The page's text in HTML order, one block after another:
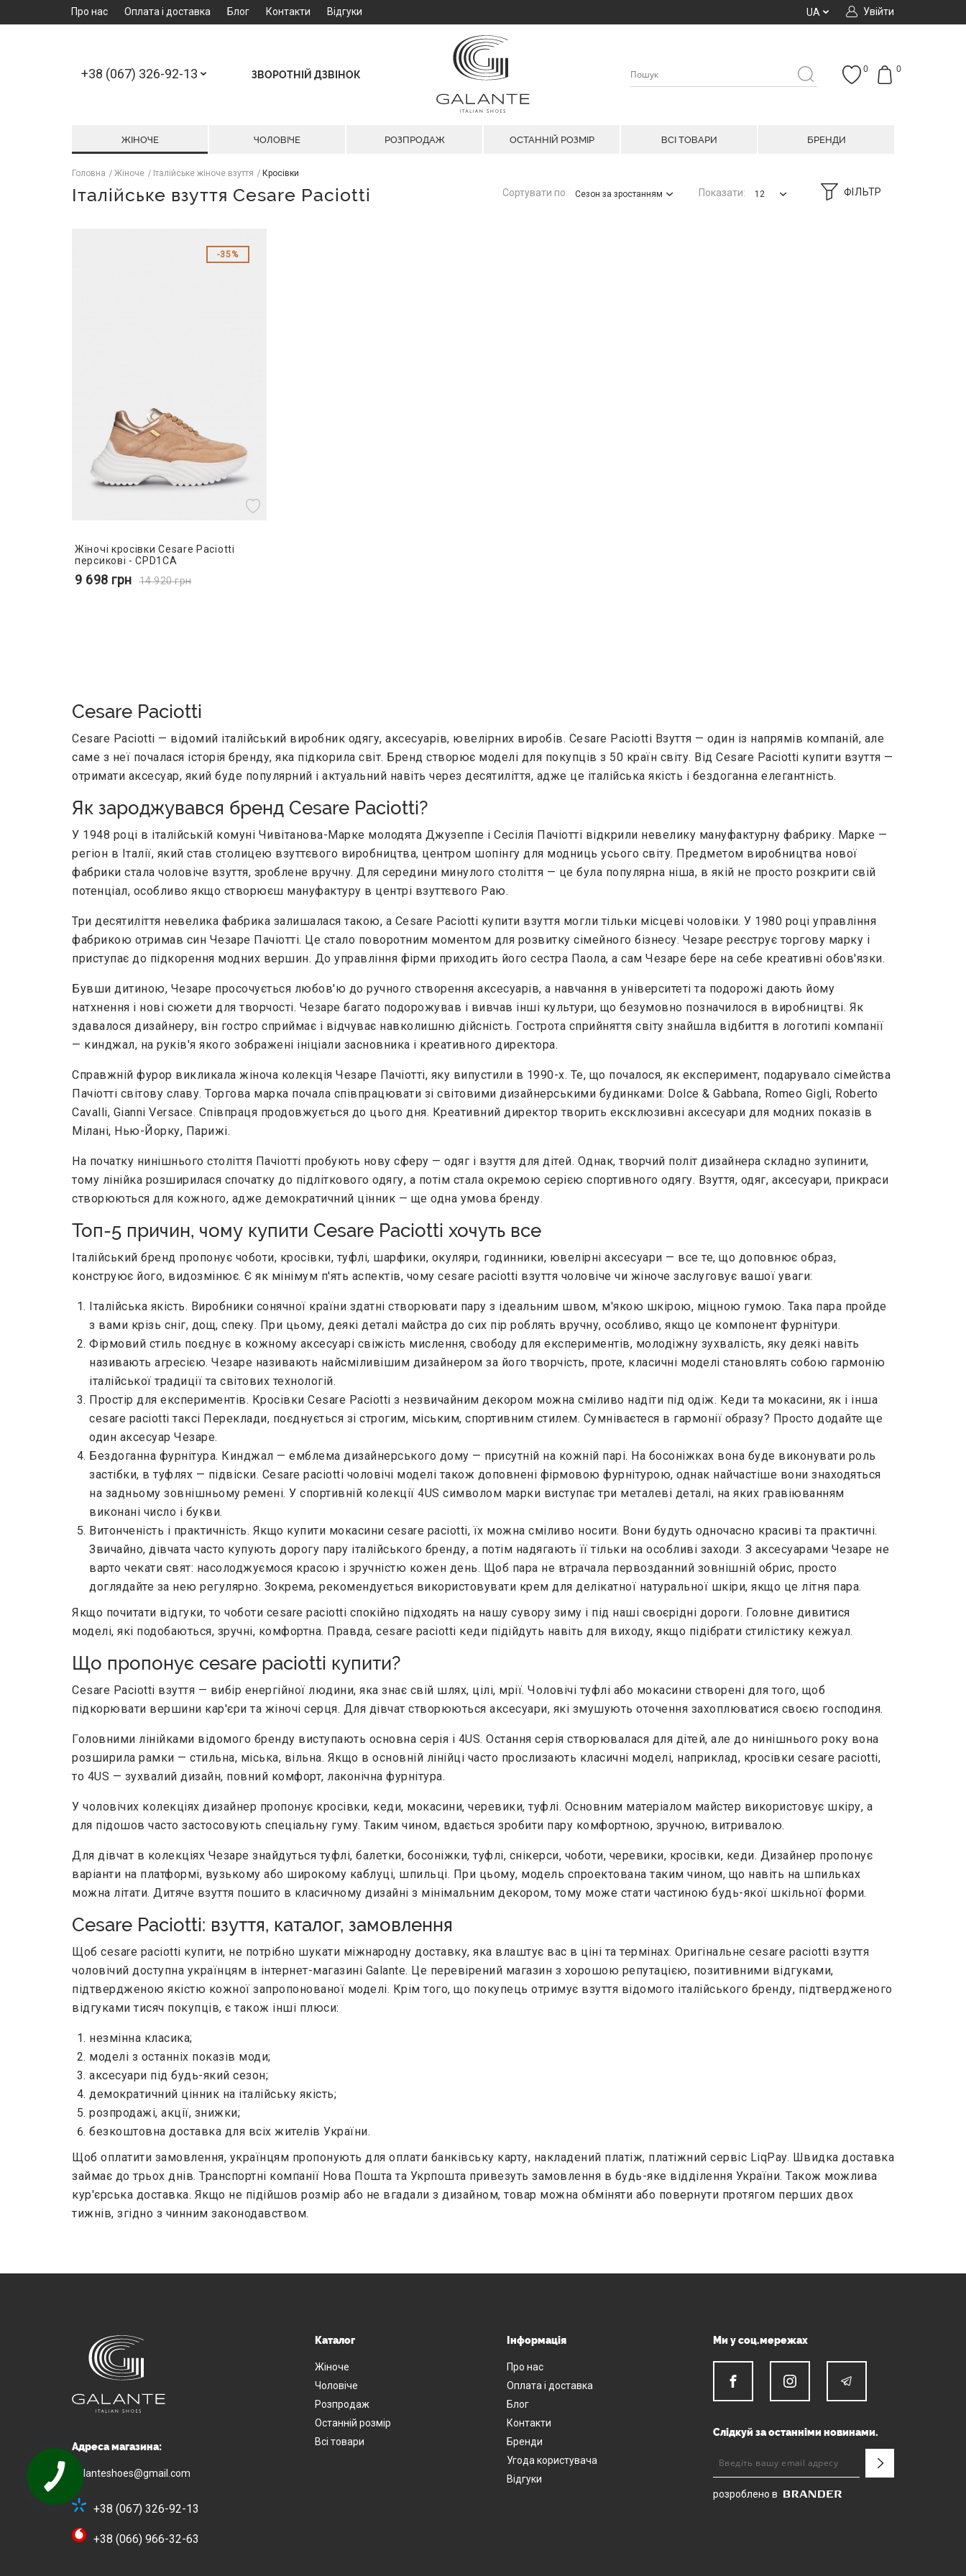
Про нас Оплата і доставка Блог Контакти Відгуки Увійти
UA
+38 (067) 326-92-13 ЗВОРОТНІЙ ДЗВІНОК
0
0
ЖІНОЧЕ ЧОЛОВІЧЕ РОЗПРОДАЖ ОСТАННІЙ РОЗМІР ВСІ ТОВАРИ БРЕНДИ
Головна Жіноче Італійське жіноче взуття Кросівки
Італійське взуття Cesare Paciotti ФІЛЬТР
Сортувати по Сезон за зростанням Показати: 12
35%
Жіночі кросівки Cesare Paciotti
персикові - CPD1CA
9 698 грн 14 920грн
Cesare Paciotti
Cesare Paciotti — відомий італійський виробник одягу, аксесуарів, ювелірних виробів. Cesare Paciotti Взуття — один із напрямів компаній, але
саме з неї почалася історія бренду, яка підкорила світ. Бренд створює моделі для покупців з 50 країн світу. Від Cesare Paciotti купити взуття —
отримати аксесуар, який буде популярний і актуальний навіть через десятиліття, адже це італійська якість і бездоганна елегантність.
Як зароджувався бренд Cesare Paciotti?
У 1948 році в італійській комуні Чивітанова-Марке молодята Джузеппе і Сесілія Пачіотті відкрили невелику мануфактурну фабрику. Марке —
регіон в Італії, який став столицею взуттєвого виробництва, центром шопінгу для модниць усього світу. Предметом виробництва нової
фабрики стала чоловіче взуття, зроблене вручну. Для середини минулого століття — це була популярна ніша, в якій не просто розкрити свій
потенціал, особливо якщо створюєш мануфактуру в центрі взуттєвого Раю.
Три десятиліття невелика фабрика залишалася такою, а Cesare Paciotti купити взуття могли тільки місцеві чоловіки. У 1980 році управління
фабрикою отримав син Чезаре Пачіотті. Це стало поворотним моментом для розвитку сімейного бізнесу. Чезаре реєструє торгову марку і
приступає до підкорення модних вершин. До управління фірми приходить його сестра Паола, а сам Чезаре бере на себе креативні обов'язки.
Бувши дитиною, Чезаре просочується любов'ю до ручного створення аксесуарів, а навчання в університеті та подорожі дають йому
натхнення і нові сюжети для творчості. Чезаре багато подорожував і вивчав інші культури, що безумовно позначилося в виробництві. Як
здавалося дизайнеру, він гостро сприймає і відчуває навколишню дійсність. Гострота сприйняття світу знайшла відбиття в логотипі компанії
— кинджал, на руків'я якого зображені ініціали засновника і креативного директора.
Справжній фурор викликала жіноча колекція Чезаре Пачіотті, яку випустили в 1990-х. Те, що почалося, як експеримент, подарувало сімейства
Пачіотті світову славу. Торгова марка почала співпрацювати зі світовими дизайнерськими будинками: Dolce & Gabbana, Romeo Gigli, Roberto
Cavalli, Gianni Versace. Співпраця продовжується до цього дня. Креативний директор творить ексклюзивні аксесуари для модних показів в
Мілані, Нью-Йорку, Парижі.
На початку нинішнього століття Пачіотті пробують нову сферу — одяг і взуття для дітей. Однак, творчий політ дизайнера складно зупинити,
тому лінійка розширилася спочатку до підліткового одягу, а потім стала окремою серією спортивного одягу. Взуття, одяг, аксесуари, прикраси
створюються для кожного, адже демократичний цінник — ще одна умова бренду.
Топ-5 причин, чому купити Cesare Paciotti хочуть все
Італійський бренд пропонує чоботи, кросівки, туфлі, шарфики, окуляри, годинники, ювелірні аксесуари — все те, що доповнює образ,
конструює його, видозмінює. Є як мінімум п'ять аспектів, чому cesare paciotti взуття чоловіче чи жіноче заслуговує вашої уваги:
Італійська якість. Виробники сонячної країни здатні створювати пару з ідеальним швом, м'якою шкірою, міцною гумою. Така пара пройде
з вами крізь сніг, дощ, спеку. При цьому, деякі деталі майстра до сих пір роблять вручну, особливо, якщо це компонент фурнітури.
Фірмовий стиль поєднує в кожному аксесуарі свіжість мислення, свободу для експериментів, молодіжну зухвалість, яку деякі навіть
називають агресією. Чезаре називають найсміливішим дизайнером за його творчість, проте, класичні моделі становлять собою гармонію
італійської традиції та світових технологій.
Простір для експериментів. Кросівки Cesare Paciotti з незвичайним декором можна сміливо надіти під одіж. Кеди та мокасини, як і інша
cesare paciotti таксі Переклади, поєднується зі строгим, міським, спортивним стилем. Сумніваєтеся в гармонії образу? Просто додайте ще
один аксесуар Чезаре.
Бездоганна фурнітура. Кинджал — емблема дизайнерського дому — присутній на кожній парі. На босоніжках вона буде виконувати роль
застібки, в туфлях — підвіски. Cesare paciotti чоловічі моделі також доповнені фірмовою фурнітурою, однак найчастіше вони знаходяться
на задньому зовнішньому ремені. У спортивній колекції 4US символом марки виступає три металеві деталі, на яких гравіюванням
виконані число і букви.
Витонченість і практичність. Якщо купити мокасини cesare paciotti, їх можна сміливо носити. Вони будуть одночасно красиві та практичні.
Звичайно, дівчата часто купують дорогу пару італійського бренду, а потім надягають її тільки на особливі заходи. З аксесуарами Чезаре не
варто чекати свят: насолоджуємося красою і зручністю кожен день. Щоб пара не втрачала первозданний зовнішній обрис, просто
доглядайте за нею регулярно. Зокрема, рекомендується використовувати крем для делікатної натуральної шкіри, якщо це літня пара.
Якщо почитати відгуки, то чоботи cesare paciotti спокійно підходять на нашу сувору зиму і під наші своєрідні дороги. Головне дивитися
моделі, які подобаються, зручні, комфортна. Правда, cesare paciotti кеди підійдуть навіть для виходу, якщо підібрати стилістику кежуал.
Що пропонує cesare paciotti купити?
Cesare Paciotti взуття — вибір енергійної людини, яка знає свій шлях, цілі, мрії. Чоловічі туфлі або мокасини створені для того, щоб
підкорювати вершини кар'єри та жіночі серця. Для дівчат створюються аксесуари, які змушують оточення захоплюватися своєю господиня.
Головними лінійками відомого бренду виступають основна серія і 4US. Остання серія створювалася для дітей, але до нинішнього року вона
розширила рамки — стильна, міська, вільна. Якщо в основній лінійці часто прослизають класичні моделі, наприклад, кросівки cesare paciotti,
то 4US — зухвалий дизайн, повний комфорт, лаконічна фурнітура.
У чоловічих колекціях дизайнер пропонує кросівки, кеди, мокасини, черевики, туфлі. Основним матеріалом майстер використовує шкіру, а
для підошов часто застосовують спеціальну гуму. Таким чином, вдається зробити пару комфортною, зручною, витривалою.
Для дівчат в колекціях Чезаре знайдуться туфлі, балетки, босоніжки, туфлі, снікерси, чоботи, черевики, кросівки, кеди. Дизайнер пропонує
варіанти на платформі, вузькому або широкому каблуці, шпильці. При цьому, модель спроектована таким чином, що навіть на шпильках
можна літати. Дитяче взуття пошито в класичному дизайні з мінімальним декором, тому може стати частиною будь-якої шкільної форми.
Cesare Paciotti: взуття, каталог, замовлення
Щоб cesare paciotti купити, не потрібно шукати міжнародну доставку, яка влаштує вас в ціні та термінах. Оригінальне cesare paciotti взуття
чоловічий доступна українцям в інтернет-магазині Galante. Це перевірений магазин з хорошою репутацією, позитивними відгуками,
підтвердженою якістю кожної запропонованої моделі. Крім того, що покупець отримує взуття відомого італійського бренду, підтвердженого
відгуками тисяч покупців, є також інші плюси:
незмінна класика;
моделі з останніх показів моди;
аксесуари під будь-який сезон;
демократичний цінник на італійську якість;
розпродажі, акції, знижки;
безкоштовна доставка для всіх жителів України.
Щоб оплатити замовлення, українцям пропонують для оплати банківську карту, накладений платіж, платіжний сервіс LiqPay. Швидка доставка
займає до трьох днів. Транспортні компанії Нова Пошта та Укрпошта привезуть замовлення в будь-яке відділення України. Також можлива
кур'єрська доставка. Якщо не підійшов розмір або не вгадали з дизайном, товар можна обміняти або повернути протягом перших двох
тижнів, згідно з чинним законодавством.
Адреса магазина:
galanteshoes@gmail.com
+38 (067) 326-92-13
+38 (066) 966-32-63
Каталог
Жіноче
Чоловіче
Розпродаж
Останній розмір
Всі товари
Інформація
Про нас
Оплата і доставка
Блог
Контакти
Бренди
Угода користувача
Відгуки
Ми у соц.мережах
Слідкуй за останніми новинами.
розроблено в